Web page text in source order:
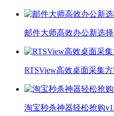
邮件大师高效办公新选
RTSView高效桌面采集方
淘宝秒杀神器轻松抢购